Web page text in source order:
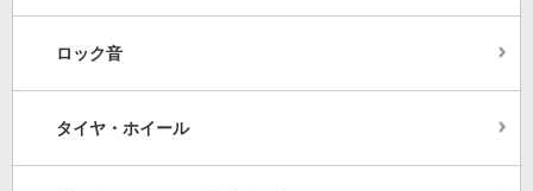
ロック音
タイヤ・ホイール